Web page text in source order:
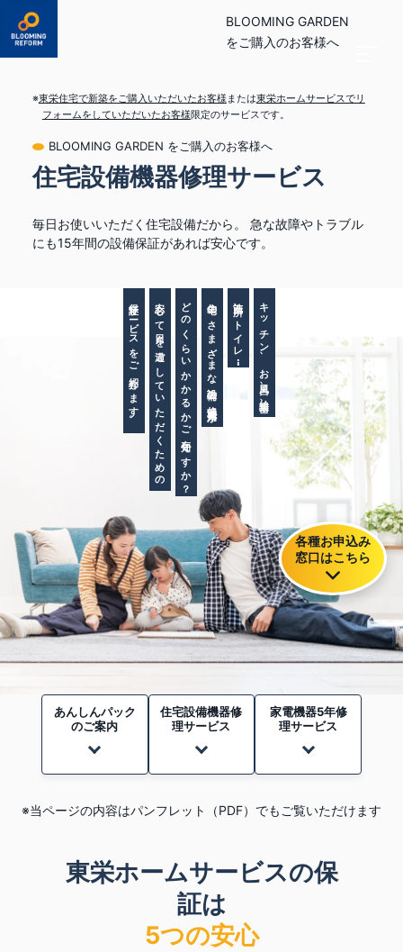
BLOOMING GARDEN
をご購入のお客様へ
※東栄住宅で新築をご購入いただいたお客様または東栄ホームサービスでリ
フォームをしていただいたお客様限定のサービスです。
BLOOMING GARDEN をご購入のお客様へ
住宅設備機器修理サービス
毎日お使いいただく住宅設備だから。
急な故障やトラブル
にも15年間の設備保証があれば安心です。
キッチン、お風呂、給湯器、
洗面所、トイレ・・・
住宅のさまざまな設備の修理費用が
どのくらいかかるかご存知ですか？
安心して日々を過ごしていただくための
保証サービスをご紹介します。
各種お申込み
窓口はこちら
あんしんパック
のご案内
住宅設備機器修
理サービス
家電機器5年修
理サービス
※当ページの内容はパンフレット（PDF）でもご覧いただけます
東栄ホームサービスの保
証は
5つの安心